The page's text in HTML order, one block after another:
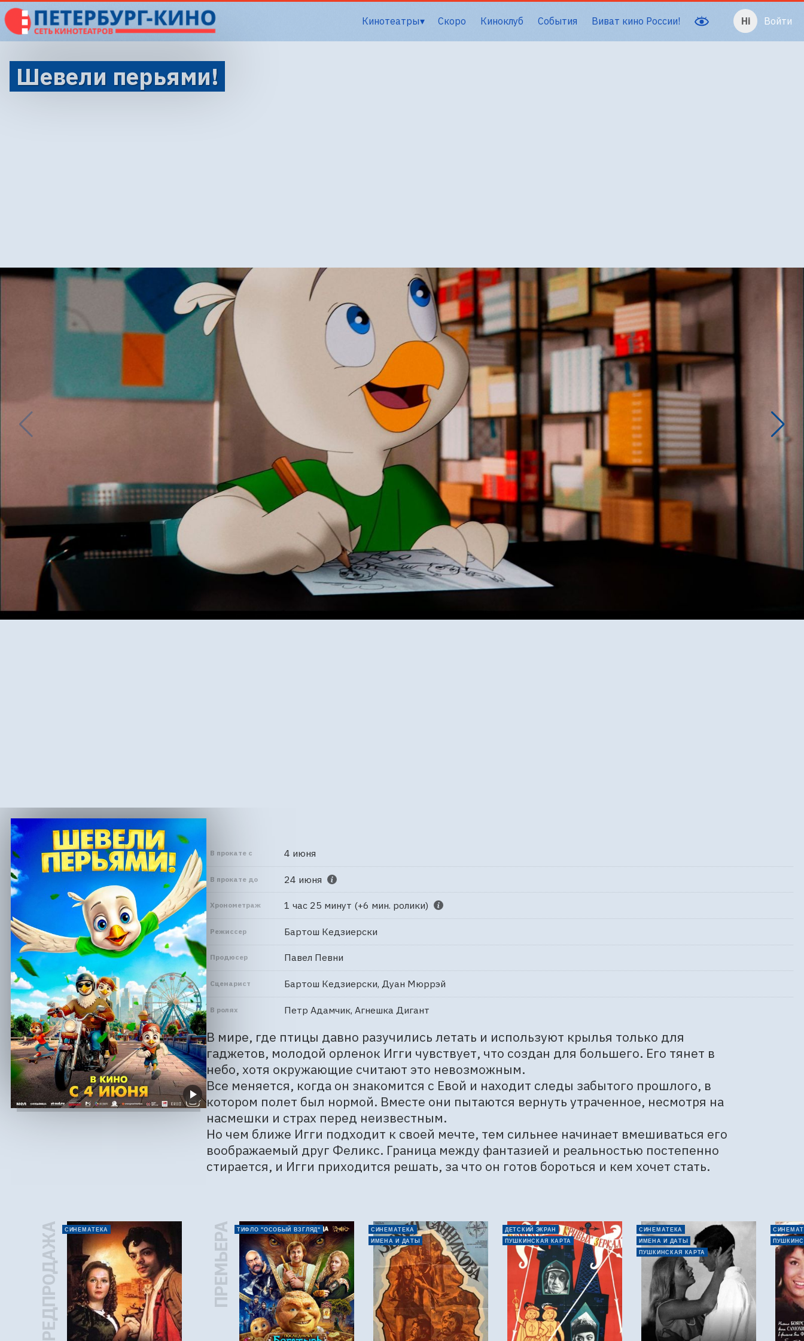
Кинотеатры Скоро Киноклуб События Виват кино России! Войти
Шевели перьями!
В прокате с 4 июня
В прокате до 24 июня
Хронометраж 1 час 25 минут (+6 мин. ролики)
Режиссер Бартош Кедзиерски
Продюсер Павел Певни
Сценарист Бартош Кедзиерски, Дуан Мюррэй
В ролях Петр Адамчик, Агнешка Дигант
В мире, где птицы давно разучились летать и используют крылья только для
гаджетов, молодой орленок Игги чувствует, что создан для большего. Его тянет в
небо, хотя окружающие считают это невозможным.
Все меняется, когда он знакомится с Евой и находит следы забытого прошлого, в
котором полет был нормой. Вместе они пытаются вернуть утраченное, несмотря на
насмешки и страх перед неизвестным.
Но чем ближе Игги подходит к своей мечте, тем сильнее начинает вмешиваться его
воображаемый друг Феликс. Граница между фантазией и реальностью постепенно
стирается, и Игги приходится решать, за что он готов бороться и кем хочет стать.
ПРЕДПРОДАЖА СИНЕМАТЕКА ПРЕМЬЕРА ТИФЛО "ОСОБЫЙ ВЗГЛЯД"
СИНЕМАТЕКА
ИМЕНА И ДАТЫ
ДЕТСКИЙ ЭКРАН
ПУШКИНСКАЯ КАРТА
СИНЕМАТЕКА
ИМЕНА И ДАТЫ
ПУШКИНСКАЯ КАРТА